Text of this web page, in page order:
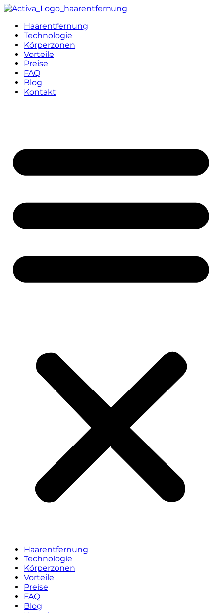
Haarentfernung
Technologie
Körperzonen
Vorteile
Preise
FAQ
Blog
Kontakt
Haarentfernung
Technologie
Körperzonen
Vorteile
Preise
FAQ
Blog